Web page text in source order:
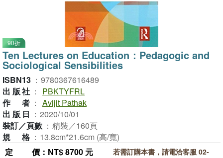
90折
Ten Lectures on Education：Pedagogic and
Sociological Sensibilities
ISBN13 ： 9780367616489
出版社 ：
PBKTYFRL
作者 ： Avijit Pathak
出版日 ： 2020/10/01
裝訂／頁數 ： 精裝／160頁
規格 ： 13.8cm*21.6cm (高/寬)
定價 ：NT$ 8700 元
若需訂購本書，請電洽客服 02-